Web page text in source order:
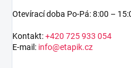
Otevírací doba Po-Pá: 8:00 –
Kontakt:+420 725 933 054
E-mail: info@etapik.cz